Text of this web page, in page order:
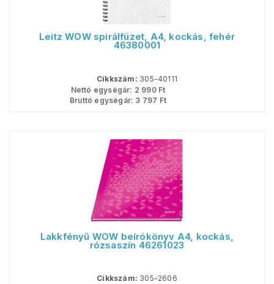
Leitz WOW spirálfüzet, A4, kockás, fehér
46380001
Cikkszám: 305-40111
Nettó egységár: 2 990Ft
Bruttó egységár: 3 797 Ft
Lakkfényű WOW beírókönyv A4, kockás,
rózsaszín 46261023
Cikkszám: 305-2606